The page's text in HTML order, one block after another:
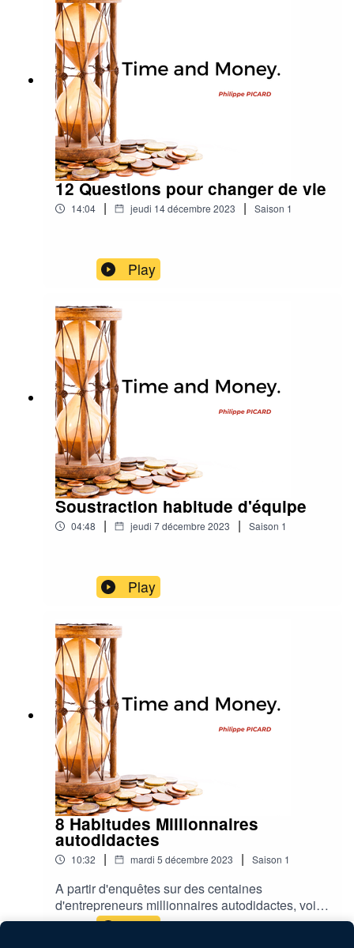
12 Questions pour changer de vie
14:04 | jeudi 14 décembre 2023 | Saison 1
Play
Soustraction habitude d'équipe
04:48 | jeudi 7 décembre 2023 | Saison 1
Play
8 Habitudes Millionnaires
autodidactes
10:32 | mardi 5 décembre 2023 | Saison 1
A partir d'enquêtes sur des centaines
d'entrepreneurs millionnaires autodidactes, voici
les 8 meilleures habitudes à prendre.
Play